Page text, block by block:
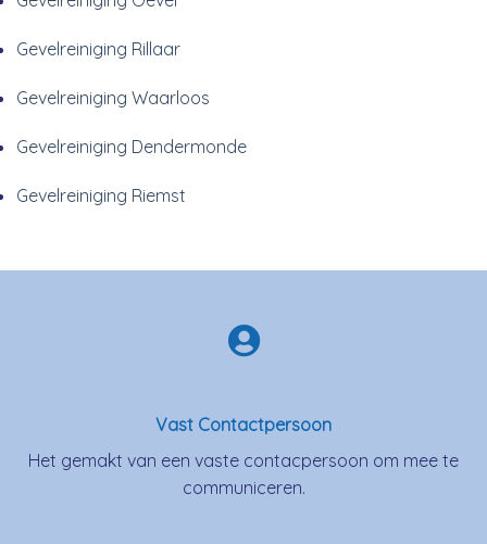
Gevelreiniging Rillaar
Gevelreiniging Waarloos
Gevelreiniging Dendermonde
Gevelreiniging Riemst
Vast Contactpersoon
Het gemakt van een vaste contacpersoon om mee te
communiceren.